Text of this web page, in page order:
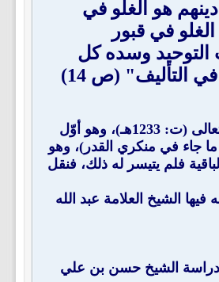
هو الغلو في
في قبور
التوحيد وسده كل
(ص 14)
": لحفيد المؤلف العالم العلامة المحدث الفقيه الشيخ سليمان بن عبد الله آل الشيخ رحمه الله تعالى (ت: 1233هـ)، وهو أوّل
جاء في منكري القدر)، وهو
فلم يتيسر له ذلك، فنقل
الشيخ العلامة عبد الله
العجيلي رحمه الله (ت: 1262هـ)، طبع بتحقيق ودراسة الشيخ حسن بن علي